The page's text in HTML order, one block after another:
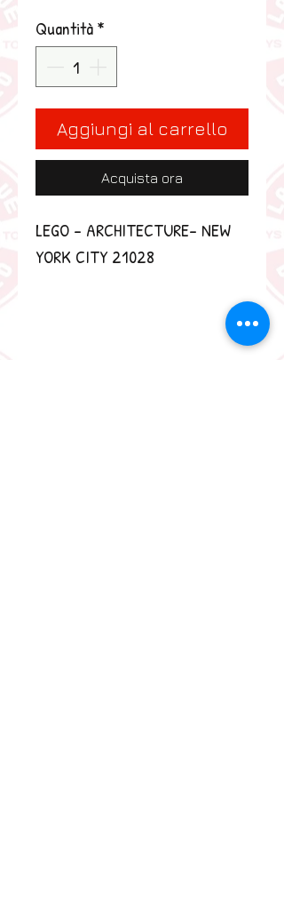
Quantità*
Aggiungi al carrello
Acquista ora
LEGO - ARCHITECTURE- NEW
YORK CITY 21028